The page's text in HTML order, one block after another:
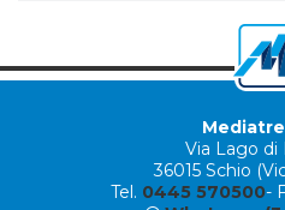
Via Lago di
36015 Schio
Tel. 0445 570500-